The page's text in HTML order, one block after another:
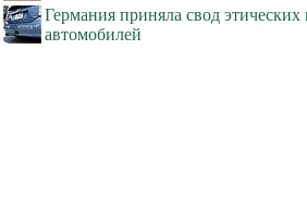
Германия приняла свод
автомобилей